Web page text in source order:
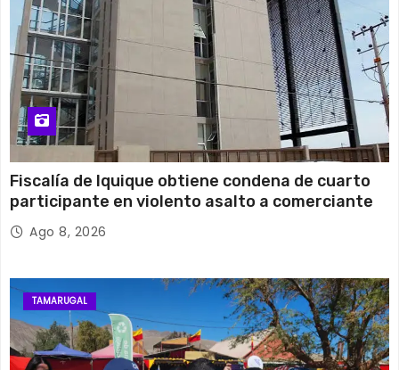
Fiscalía de Iquique obtiene condena de cuarto
participante en violento asalto a comerciante
Ago 8, 2026
TAMARUGAL